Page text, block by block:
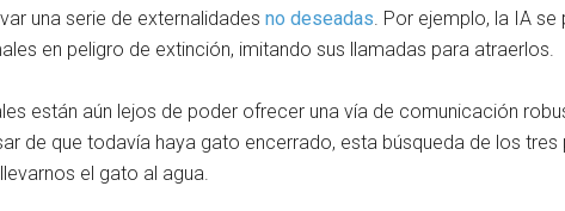
una serie de externalidades no deseadas. Por ejemplo, la IA
en peligro de extinción, imitando sus llamadas para atraerlos.
están aún lejos de poder ofrecer una vía de comunicación
de que todavía haya gato encerrado, esta búsqueda de los
el gato al agua.